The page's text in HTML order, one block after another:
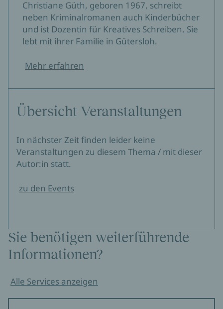
Christiane Güth, geboren 1967, schreibt
neben Kriminalromanen auch Kinderbücher
und ist Dozentin für Kreatives Schreiben. Sie
lebt mit ihrer Familie in Gütersloh.
Mehr erfahren
Übersicht Veranstaltungen
In nächster Zeit finden leider keine
Veranstaltungen zu diesem Thema / mit dieser
Autor:in statt.
zu den Events
Sie benötigen weiterführende
Informationen?
Alle Services anzeigen